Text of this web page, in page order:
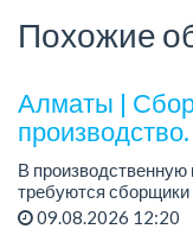
Похожие
Алматы |
производство.
В
требуются
График работы: 5/2,
09.08.2026 12:20